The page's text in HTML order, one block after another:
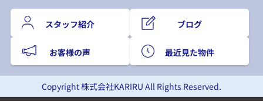
スタッフ紹介 ブログ
お客様の声 最近見た物件
Copyright 株式会社KARIRU All Rights Reserved.